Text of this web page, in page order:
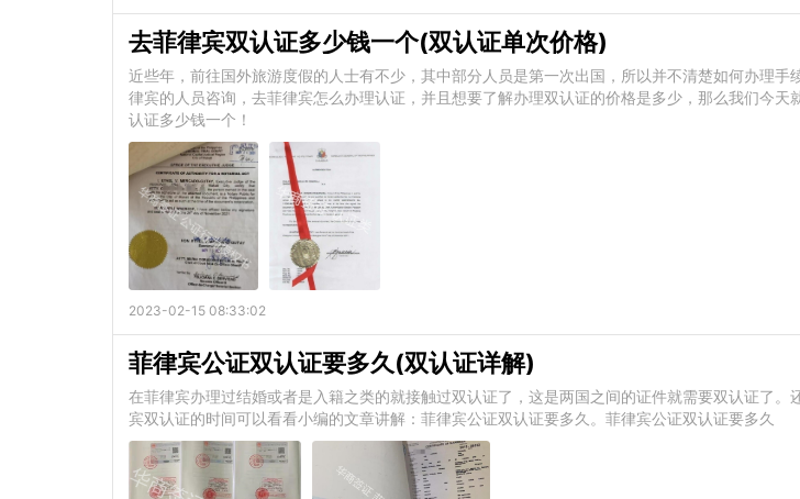
去菲律宾双认证多少钱一个(双认证单次价格)
近些年，前往国外旅游度假的人士有不少，其中部分人员是第一次出国，所以并不清楚如何办理手
律宾的人员咨询，去菲律宾怎么办理认证，并且想要了解办理双认证的价格是多少，那么我们今天
认证多少钱一个！
2023-02-15 08:33:02
菲律宾公证双认证要多久(双认证详解)
在菲律宾办理过结婚或者是入籍之类的就接触过双认证了，这是两国之间的证件就需要双认证了。
宾双认证的时间可以看看小编的文章讲解：菲律宾公证双认证要多久。菲律宾公证双认证要多久